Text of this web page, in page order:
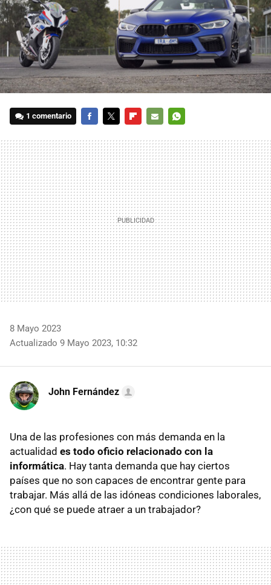
1 comentario
MAIL
8 Mayo 2023
Actualizado 9 Mayo 2023, 10:32
John Fernández
Una de las profesiones con más demanda en la
actualidad es todo oficio relacionado con la
informática. Hay tanta demanda que hay ciertos
países que no son capaces de encontrar gente para
trabajar. Más allá de las idóneas condiciones laborales,
¿con qué se puede atraer a un trabajador?